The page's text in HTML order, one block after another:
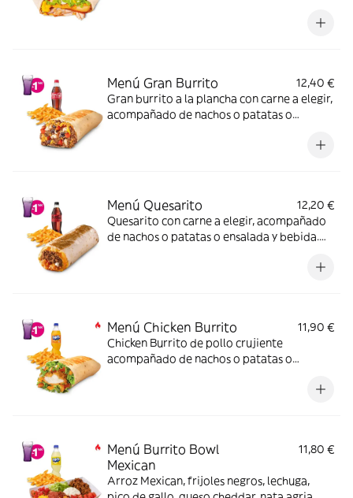
Menú Gran Burrito
12,40 €
Gran burrito a la plancha con carne a elegir,
acompañado de nachos o patatas o
Menú Quesarito
12,20 €
Quesarito con carne a elegir, acompañado
de nachos o patatas o ensalada y bebida.
Menú Chicken Burrito
11,90 €
Chicken Burrito de pollo crujiente
acompañado de nachos o patatas o
Menú Burrito Bowl
Mexican
11,80 €
Arroz Mexican, frijoles negros, lechuga,